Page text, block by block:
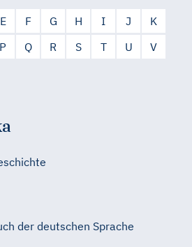
E F G H I J
K
P Q R S T U
V
der deutschen Sprache